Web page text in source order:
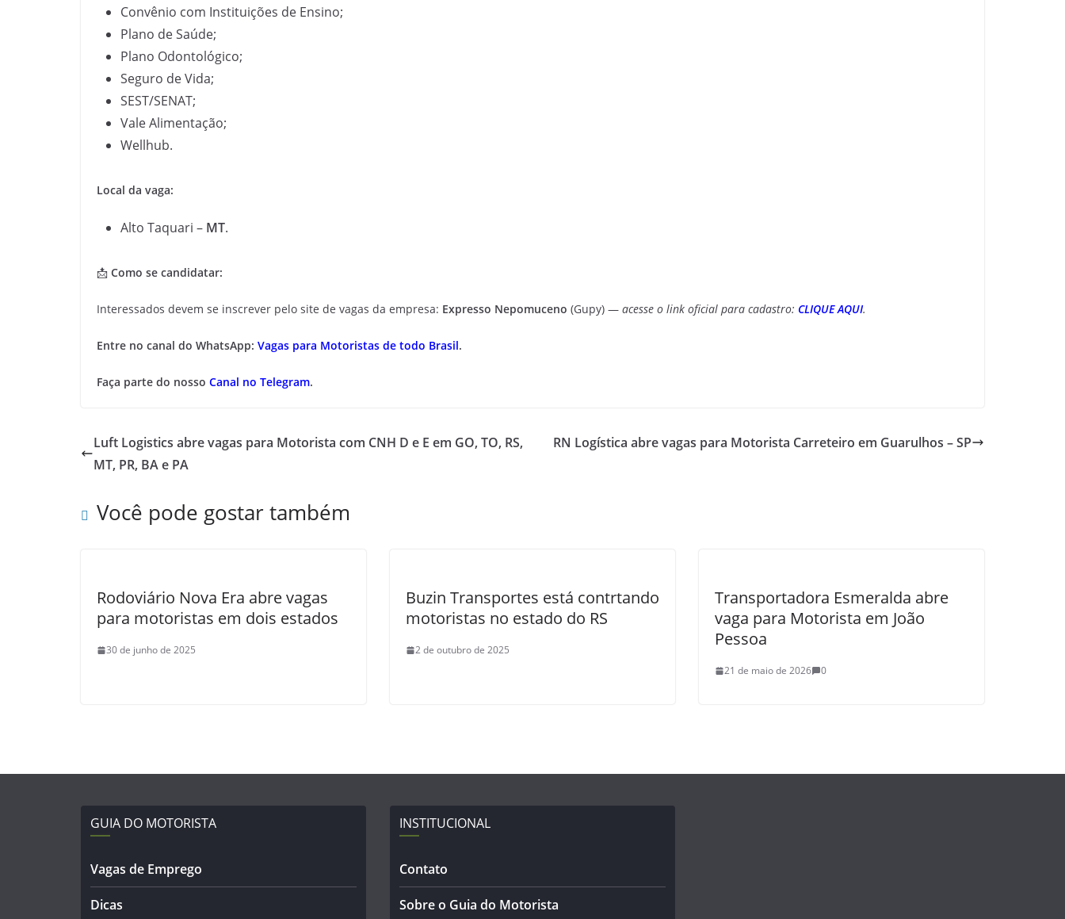
Convênio com Instituições de Ensino;
Plano de Saúde;
Plano Odontológico;
Seguro de Vida;
SEST/SENAT;
Vale Alimentação;
Wellhub.
Local da vaga:
Alto Taquari – MT.
📩 Como se candidatar:
Interessados devem se inscrever pelo site de vagas da empresa: Expresso Nepomuceno (Gupy) — acesse o link oficial para cadastro: CLIQUE AQUI.
Entre no canal do WhatsApp: Vagas para Motoristas de todo Brasil.
Faça parte do nosso Canal no Telegram.
Luft Logistics abre vagas para Motorista com CNH D e E em GO, TO, RS,
MT, PR, BA e PA
RN Logística abre vagas para Motorista Carreteiro em Guarulhos – SP
Você pode gostar também
Rodoviário Nova Era abre vagas
para motoristas em dois estados
30 de junho de 2025
Buzin Transportes está contrtando
motoristas no estado do RS
2 de outubro de 2025
Transportadora Esmeralda abre
vaga para Motorista em João
Pessoa
21 de maio de 2026 0
GUIA DO MOTORISTA
Vagas de Emprego
Dicas
INSTITUCIONAL
Contato
Sobre o Guia do Motorista